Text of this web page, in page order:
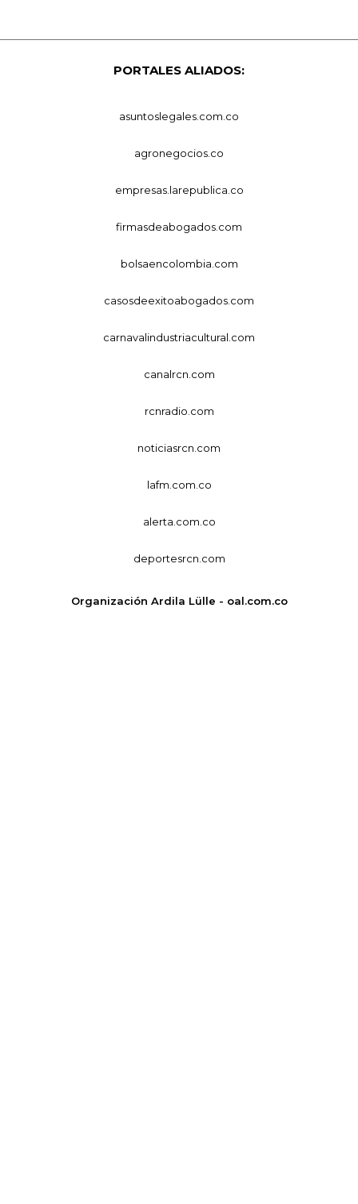
PORTALES ALIADOS:
asuntoslegales.com.co
agronegocios.co
empresas.larepublica.co
firmasdeabogados.com
bolsaencolombia.com
casosdeexitoabogados.com
carnavalindustriacultural.com
canalrcn.com
rcnradio.com
noticiasrcn.com
lafm.com.co
alerta.com.co
deportesrcn.com
Organización Ardila Lülle - oal.com.co